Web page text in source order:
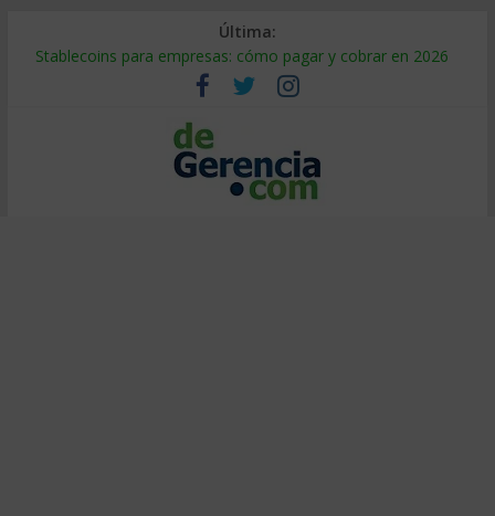
Última:
Stablecoins para empresas: cómo pagar y cobrar en 2026
Despido silencioso: qué es y por qué sale tan caro
IA en selección de personal: cómo auditarla a tiempo
Trabajo forzoso en la cadena de suministro: qué hacer
Mercado hispano de EE. UU.: cómo segmentarlo y venderle